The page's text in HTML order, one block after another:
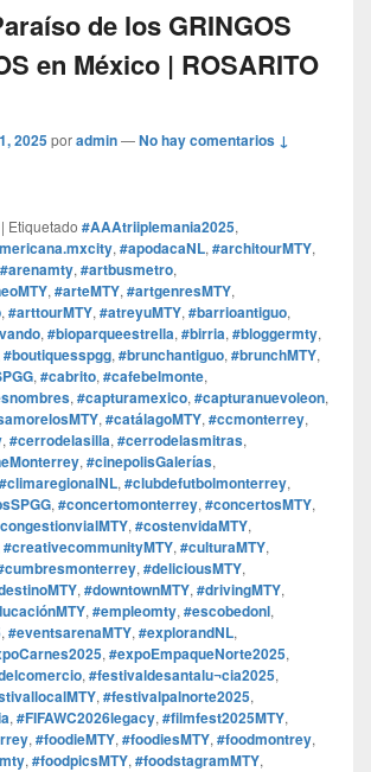
de los GRINGOS
en México | ROSARITO
2025poradmin—No hay comentarios ↓
| Etiquetado #AAAtriiplemania2025,
, #apodacaNL, #architourMTY,
#arenamty, #artbusmetro,
, #arteMTY, #artgenresMTY,
, #arttourMTY, #atreyuMTY, #barrioantiguo,
, #bioparqueestrella, #birria, #bloggermty,
#boutiquesspgg, #brunchantiguo, #brunchMTY,
, #cabrito, #cafebelmonte,
, #capturamexico, #capturanuevoleon,
, #catálagoMTY, #ccmonterrey,
, #cerrodelasilla, #cerrodelasmitras,
, #cinepolisGalerías,
#climaregionalNL, #clubdefutbolmonterrey,
, #concertomonterrey, #concertosMTY,
, #costenvidaMTY,
#creativecommunityMTY, #culturaMTY,
, #deliciousMTY,
, #downtownMTY, #drivingMTY,
, #empleomty, #escobedonl,
, #eventsarenaMTY, #explorandNL,
, #expoEmpaqueNorte2025,
, #festivaldesantalu¬cia2025,
, #festivalpalnorte2025,
, #FIFAWC2026legacy, #filmfest2025MTY,
, #foodieMTY, #foodiesMTY, #foodmontrey,
, #foodpicsMTY, #foodstagramMTY,